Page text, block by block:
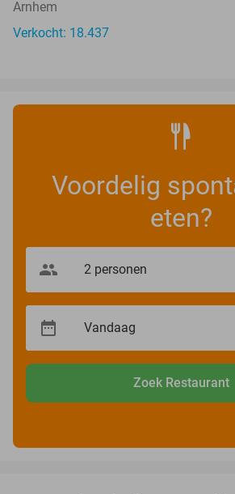
Arnhem
Verkocht: 18.437
Voordelig
eten?
Zoek Restaurant